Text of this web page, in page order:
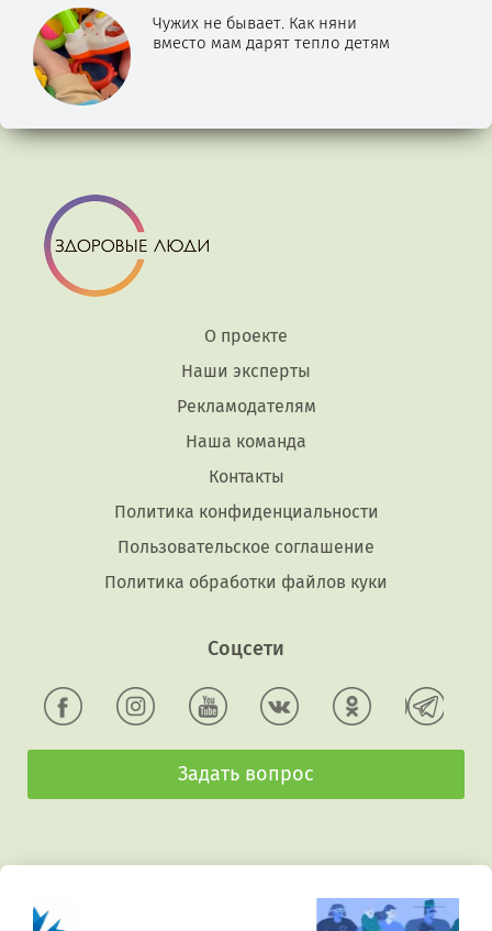
Чужих не бывает. Как няни
вместо мам дарят тепло детям
О проекте
Наши эксперты
Рекламодателям
Наша команда
Контакты
Политика конфиденциальности
Пользовательское соглашение
Политика обработки файлов куки
Соцсети
Задать вопрос